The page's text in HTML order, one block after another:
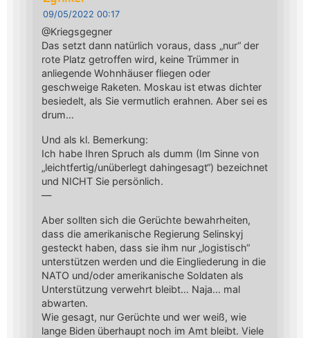
09/05/2022 00:17
@Kriegsgegner
Das setzt dann natürlich voraus, dass „nur“ der
rote Platz getroffen wird, keine Trümmer in
anliegende Wohnhäuser fliegen oder
geschweige Raketen. Moskau ist etwas dichter
besiedelt, als Sie vermutlich erahnen. Aber sei es
drum…
Und als kl. Bemerkung:
Ich habe Ihren Spruch als dumm (Im Sinne von
„leichtfertig/unüberlegt dahingesagt“) bezeichnet
und NICHT Sie persönlich.
—
Aber sollten sich die Gerüchte bewahrheiten,
dass die amerikanische Regierung Selinskyj
gesteckt haben, dass sie ihm nur „logistisch“
unterstützen werden und die Eingliederung in die
NATO und/oder amerikanische Soldaten als
Unterstützung verwehrt bleibt… Naja… mal
abwarten.
Wie gesagt, nur Gerüchte und wer weiß, wie
lange Biden überhaupt noch im Amt bleibt. Viele